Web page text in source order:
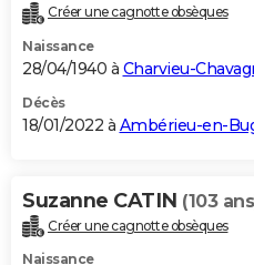
Créer une cagnotte obsèques
Naissance
28/04/1940 à Charvieu-
Décès
18/01/2022 à Ambérieu-en-
Suzanne CATIN (103
Créer une cagnotte obsèques
Naissance